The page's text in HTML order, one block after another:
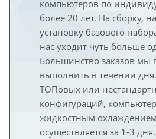
компьютеров по
более 20 лет. На сборку,
установку базового
нас уходит чуть больше
Большинство заказов мы
выполнить в течении
ТОПовых или
конфигураций,
жидкостным охлаждением
осуществляется за 1-3